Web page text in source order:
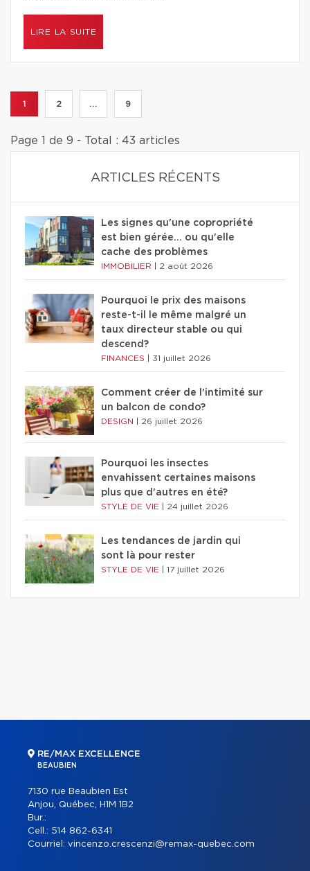
LIRE LA SUITE
1 2 ... 9
Page 1 de 9 - Total : 43 articles
ARTICLES RÉCENTS
Les signes qu'une copropriété
est bien gérée… ou qu'elle
cache des problèmes
IMMOBILIER 2 août 2026
Pourquoi le prix des maisons
reste-t-il le même malgré un
taux directeur stable ou qui
descend?
FINANCES 31 juillet 2026
Comment créer de l'intimité sur
un balcon de condo?
DESIGN 26 juillet 2026
Pourquoi les insectes
envahissent certaines maisons
plus que d'autres en été?
STYLE DE VIE 24 juillet 2026
Les tendances de jardin qui
sont là pour rester
STYLE DE VIE 17 juillet 2026
RE/MAX EXCELLENCE
BEAUBIEN
7130 rue Beaubien Est
Anjou, Québec, H1M 1B2
Bur.:
Cell.: 514 862-6341
Courriel: vincenzo.crescenzi@remax-quebec.com